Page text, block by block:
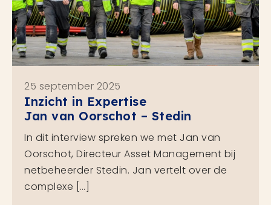
25 september 2025
Inzicht in Expertise
Jan van Oorschot – Stedin
In dit interview spreken we met Jan van
Oorschot, Directeur Asset Management bij
netbeheerder Stedin. Jan vertelt over de
complexe […]